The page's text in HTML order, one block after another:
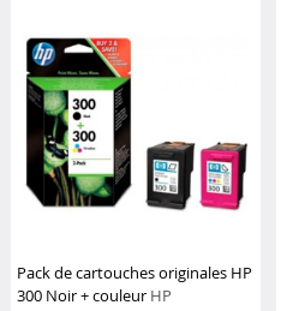
Pack de cartouches originales HP
300 Noir + couleur HP